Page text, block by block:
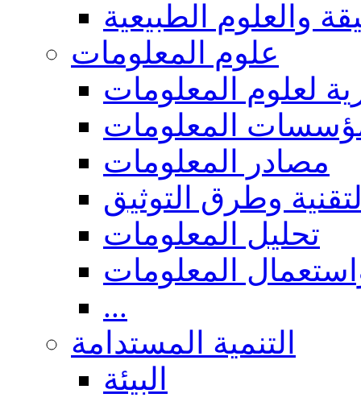
والعلوم الطبيعية
علوم المعلومات
لعلوم المعلومات
المعلومات
مصادر المعلومات
وطرق التوثيق
تحليل المعلومات
المعلومات
...
التنمية المستدامة
البيئة